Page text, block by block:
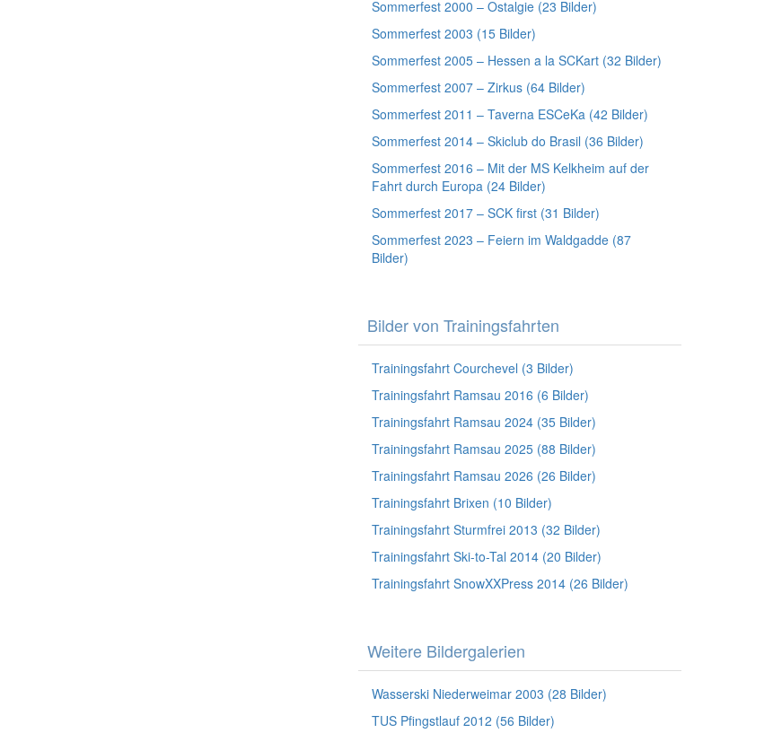
Sommerfest 2000 – Ostalgie (23 Bilder)
Sommerfest 2003 (15 Bilder)
Sommerfest 2005 – Hessen a la SCKart (32 Bilder)
Sommerfest 2007 – Zirkus (64 Bilder)
Sommerfest 2011 – Taverna ESCeKa (42 Bilder)
Sommerfest 2014 – Skiclub do Brasil (36 Bilder)
Sommerfest 2016 – Mit der MS Kelkheim auf der
Fahrt durch Europa (24 Bilder)
Sommerfest 2017 – SCK first (31 Bilder)
Sommerfest 2023 – Feiern im Waldgadde (87
Bilder)
Bilder von Trainingsfahrten
Trainingsfahrt Courchevel (3 Bilder)
Trainingsfahrt Ramsau 2016 (6 Bilder)
Trainingsfahrt Ramsau 2024 (35 Bilder)
Trainingsfahrt Ramsau 2025 (88 Bilder)
Trainingsfahrt Ramsau 2026 (26 Bilder)
Trainingsfahrt Brixen (10 Bilder)
Trainingsfahrt Sturmfrei 2013 (32 Bilder)
Trainingsfahrt Ski-to-Tal 2014 (20 Bilder)
Trainingsfahrt SnowXXPress 2014 (26 Bilder)
Weitere Bildergalerien
Wasserski Niederweimar 2003 (28 Bilder)
TUS Pfingstlauf 2012 (56 Bilder)